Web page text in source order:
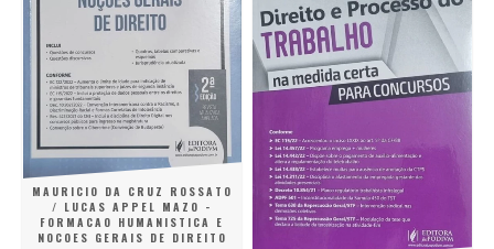
MAURICIO DA CRUZ ROSSATO
/ LUCAS APPEL MAZO -
FORMACAO HUMANISTICA E
NOCOES GERAIS DE DIREITO